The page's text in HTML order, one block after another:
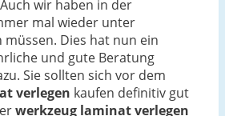
wir haben in der
mal wieder unter
müssen. Dies hat nun ein
und gute Beratung
Sie sollten sich vor dem
verlegen kaufen definitiv gut
werkzeug laminat verlegen